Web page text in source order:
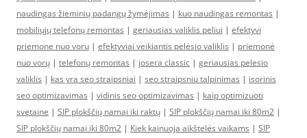
naudingas žieminių padangų žymėjimas | kuo naudingas remontas |
mobiliųjų telefonų remontas | geriausias valiklis peliui | efektyvi
priemone nuo voru | efektyviai veikiantis pelėsio valiklis | priemonė
nuo vorų | telefonų remontas | josera classic | geriausias pelesio
valiklis | kas yra seo straipsniai | seo straipsniu talpinimas | isorinis
seo optimizavimas | vidinis seo optimizavimas | kaip optimizuoti
svetaine | SIP plokščių namai iki raktų | SIP plokščių namai iki 80m2 |
SIP plokščių namai iki 80m2 | Kiek kainuoja aikštelės vaikams | SIP